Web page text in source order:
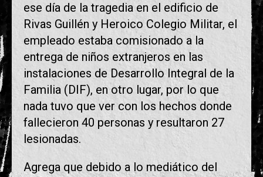
ese día de la tragedia en el edificio de
Rivas Guillén y Heroico Colegio Militar, el
empleado estaba comisionado a la
entrega de niños extranjeros en las
instalaciones de Desarrollo Integral de la
Familia (DIF), en otro lugar, por lo que
nada tuvo que ver con los hechos donde
fallecieron 40 personas y resultaron 27
lesionadas.
Agrega que debido a lo mediático del